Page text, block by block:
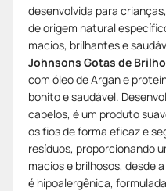
desenvolvida para
de origem natural
macios, brilhantes e
Johnsons Gotas de Brilho
com óleo de Argan e
bonito e saudável.
cabelos, é um produto
os fios de forma eficaz e
resíduos, proporcionando
macios e brilhosos, desde
é hipoalergênica,